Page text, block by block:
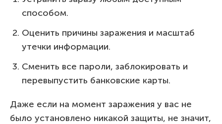
способом.
Оценить причины заражения и масштаб
утечки информации.
Сменить все пароли, заблокировать и
перевыпустить банковские карты.
Даже если на момент заражения у вас не
было установлено никакой защиты, не значит,